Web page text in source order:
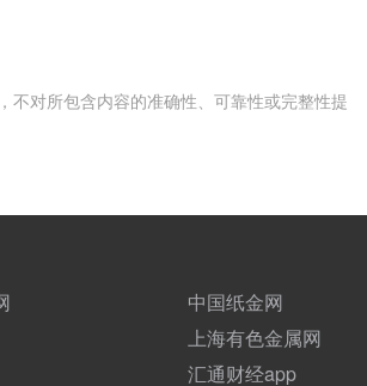
不对所包含内容的准确性、可靠性或完整性提
中国纸金网
上海有色金属网
汇通财经app